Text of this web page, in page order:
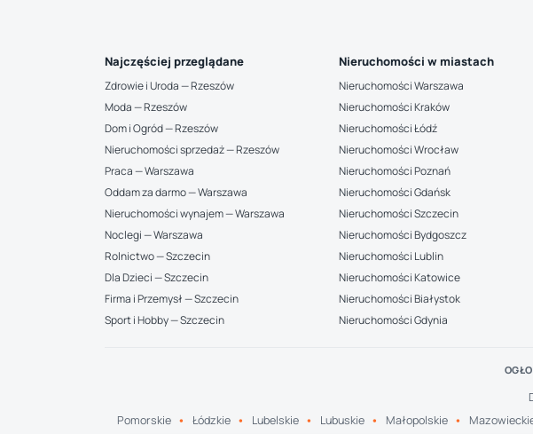
Najczęściej przeglądane
Zdrowie i Uroda — Rzeszów
Moda — Rzeszów
Dom i Ogród — Rzeszów
Nieruchomości sprzedaż — Rzeszów
Praca — Warszawa
Oddam za darmo — Warszawa
Nieruchomości wynajem — Warszawa
Noclegi — Warszawa
Rolnictwo — Szczecin
Dla Dzieci — Szczecin
Firma i Przemysł — Szczecin
Sport i Hobby — Szczecin
Nieruchomości w miastach
Nieruchomości Warszawa
Nieruchomości Kraków
Nieruchomości Łódź
Nieruchomości Wrocław
Nieruchomości Poznań
Nieruchomości Gdańsk
Nieruchomości Szczecin
Nieruchomości Bydgoszcz
Nieruchomości Lublin
Nieruchomości Katowice
Nieruchomości Białystok
Nieruchomości Gdynia
Pomorskie
Łódzkie Lubelskie Lubuskie Małopolskie